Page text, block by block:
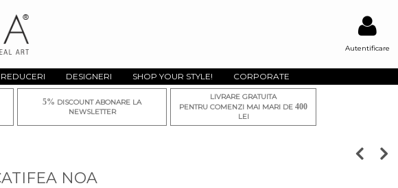
Autentificare
REDUCERI DESIGNERI SHOP YOUR STYLE! CORPORATE
5% DISCOUNT ABONARE LA
NEWSLETTER
LIVRARE GRATUITA
PENTRU COMENZI MAI MARI DE 400
LEI
NOA